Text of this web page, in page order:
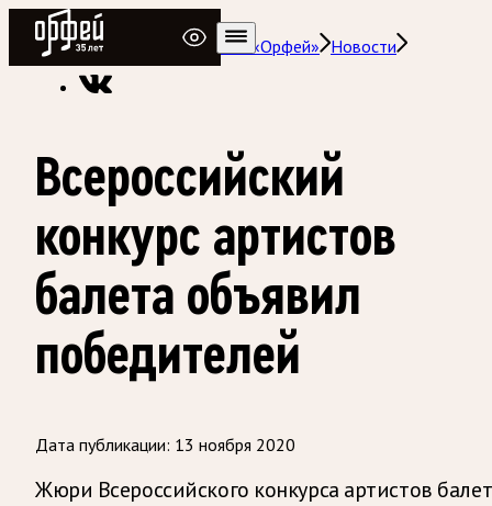
Радио Орфей
Радио классической музыки «Орфей» Новости
Всероссийский
конкурс артистов
балета объявил
победителей
Дата публикации: 13 ноября 2020
Жюри Всероссийского конкурса артистов